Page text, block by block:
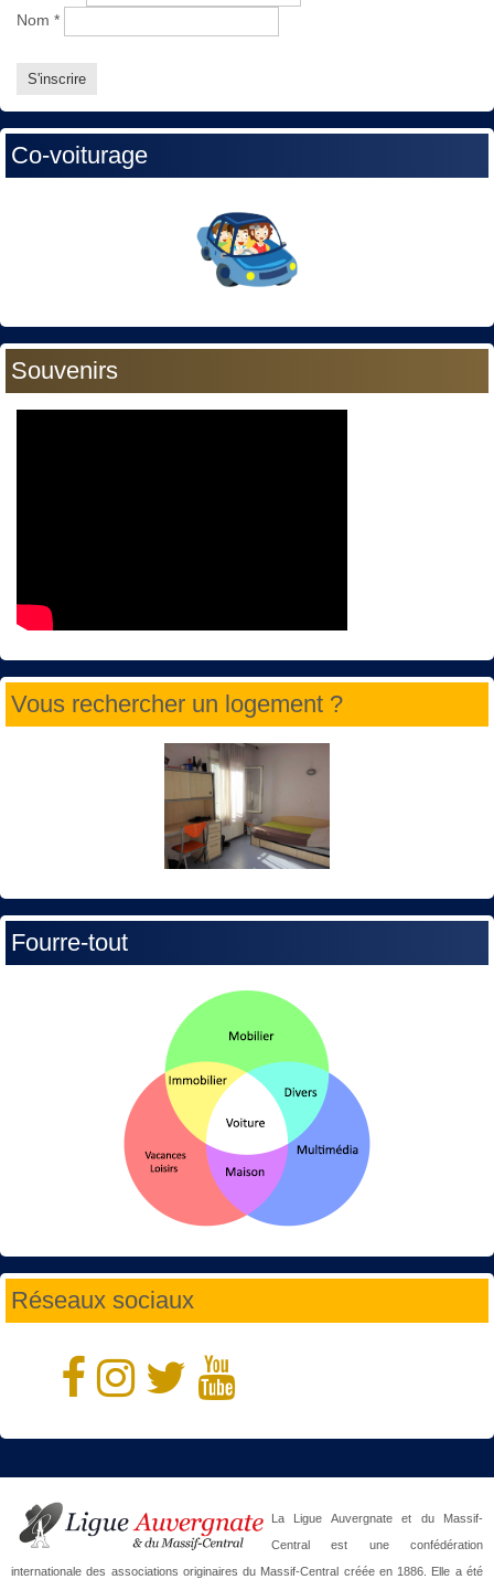
Nom *
Co-voiturage
Souvenirs
Vous rechercher un logement ?
Fourre-tout
Réseaux sociaux
La Ligue Auvergnate et du Massif-
Central est une confédération
internationale des associations originaires du Massif-Central créée en 1886. Elle a été